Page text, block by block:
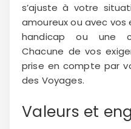
s’ajuste à votre
amoureux ou avec vos
handicap ou une
Chacune de vos
prise en compte par
des Voyages.
Valeurs et